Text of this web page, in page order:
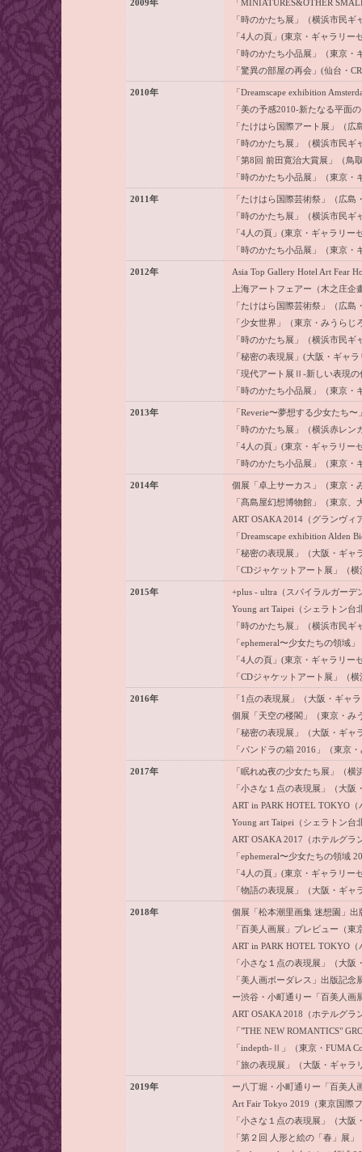
2009年
「MINIATURES&OTHER
「時のかたち展」（横浜市民ギ
「4人の頁」(東京・ギャラリー
「時のかたち小品展」（東京
「驚異の部屋の再会」(仙台・
2010年
「Dreamscape exhibition
「美の予感2010-新たなる平面
「たけはら国際アート展」（
「時のかたち展」（横浜市民ギ
「第8回 前田寛治大賞展」（鳥
「時のかたち小品展」（東京
2011年
「たけはら国際芸術祭」（広
「時のかたち展」（横浜市民ギ
「4人の頁」(東京・ギャラリー
「時のかたち小品展」（東京
2012年
Asia Top Gallery Hotel Art Fear
上海アートフェアー（木之庄企
「たけはら国際芸術祭」（広
「少女世界」（東京・みうらじ
「時のかたち展」（横浜市民ギ
「秘密の表現展」(大阪・ギャ
「現代アート展Ⅱ-新しい表現
「時のかたち小品展」（東京
2013年
「Reverie〜夢想する少女たち
「時のかたち展」（横浜赤レン
「4人の頁」(東京・ギャラリー
「時のかたち小品展」（東京
2014年
個展「卓上サーカス」（東京・
「髙島屋幻想博物館」（東京
ART OSAKA 2014（グランヴ
「Dreamscape exhibition Alden
「秘密の表現展」（大阪・ギャ
「CDジャケットアート展」（
2015年
+plus - ultra（スパイラルガーデ
Young art Taipei（シェラトン台
「時のかたち展」（横浜市民ギ
「ephemeral〜少女たちの領域
「4人の頁」(東京・ギャラリー
「CDジャケットアート展」（
2016年
「1点の表現展」（大阪・ギャ
個展「天空の楼閣」（東京・み
「秘密の表現展」（大阪・ギャ
「パンドラの箱 2016」（東京
2017年
「眠れぬ夜の少女たち展」（横
「小さな１点の表現展」（大
ART in PARK HOTEL TOKYO
Young art Taipei（シェラトン台
ART OSAKA 2017（ホテルグ
「ephemeral〜少女たちの領域
「4人の頁」(東京・ギャラリー
「物語の表現展」（大阪・ギャ
2018年
個展「松本潮里画集 迷想園」
「百美人画展」プレビュー（東
ART in PARK HOTEL TOKYO
「小さな１点の表現展」（大
「美人画ボーダレス」出版記
ー渋谷・小町通りー「百美人画
ART OSAKA 2018（ホテルグ
「"THE NEW ROMANTICS"
「indepth-Ⅱ」（東京・FUMA
「旅の表現展」（大阪・ギャラ
2019年
ー八丁堀・小町通りー「百美人
Art Fair Tokyo 2019（東京国際
「小さな１点の表現展」（大
「第２回 人形と絵の「春」展